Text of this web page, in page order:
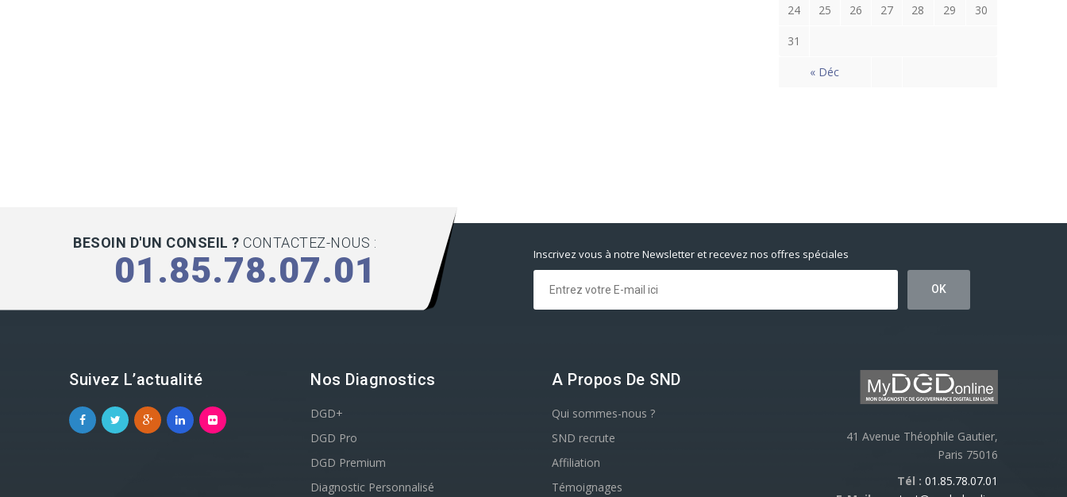
« Déc
24 25 26 27 28 29 30
31
BESOIN D'UN CONSEIL ? CONTACTEZ-NOUS :
01.85.78.07.01 Inscrivez vous à notre Newsletter et recevez nos offres spéciales
Suivez L’actualité Nos Diagnostics
DGD+
DGD Pro
DGD Premium
Diagnostic Personnalisé
A Propos De SND
Qui sommes-nous ?
SND recrute
Affiliation
Témoignages
41 Avenue Théophile Gautier,
Paris 75016
Tél : 01.85.78.07.01